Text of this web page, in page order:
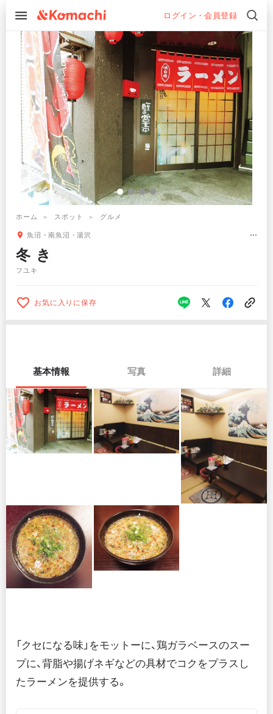
ログイン・会員登録
ホーム スポット グルメ
魚沼・南魚沼・湯沢
冬 き
フユキ
お気に入りに保存
基本情報 写真 詳細
「クセになる味」をモットーに、鶏ガラベースのスー
プに、背脂や揚げネギなどの具材でコクをプラスし
たラーメンを提供する。